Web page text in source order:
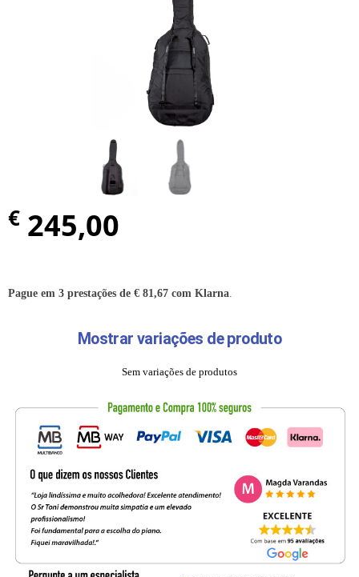
€ 245,00
Pague em 3 prestações de € 81,67 com Klarna.
Mostrar variações de produto
Sem variações de produtos